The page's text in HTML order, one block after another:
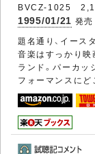
BVCZ-1025
1995/01/21 発売
題名通り、イース
音楽はすっかり映
ランド。パーカッ
フォーマンスにど